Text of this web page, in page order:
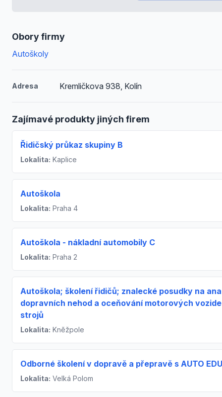
Obory firmy
Autoškoly
Adresa Kremličkova 938, Kolín
Zajímavé produkty jiných firem
Řidičský průkaz skupiny B
Lokalita: Kaplice
Autoškola
Lokalita: Praha 4
Autoškola - nákladní automobily C
Lokalita: Praha 2
Autoškola; školení řidičů; znalecké posudky na
dopravních nehod a oceňování motorových
strojů
Lokalita: Kněžpole
Odborné školení v dopravě a přepravě s AUTO EDU
Lokalita: Velká Polom